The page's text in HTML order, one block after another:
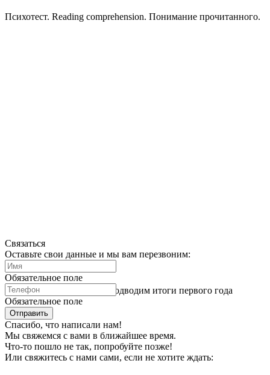
Психотест. Reading comprehension. Понимание прочитанного.
Реформа в психометрии: подводим итоги первого года
Связаться
Оставьте свои данные и мы вам перезвоним:
Обязательное поле
Обязательное поле
Отправить
Спасибо, что написали нам!
Мы свяжемся с вами в ближайшее время.
Что-то пошло не так, попробуйте позже!
Или свяжитесь с нами сами, если не хотите ждать: